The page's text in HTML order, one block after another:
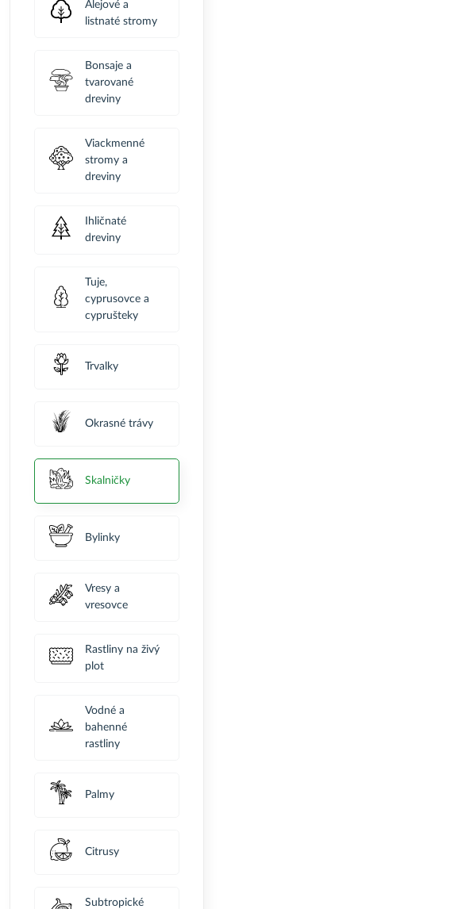
Alejové a
listnaté stromy
Bonsaje a
tvarované
dreviny
Viackmenné
stromy a
dreviny
Ihličnaté
dreviny
Tuje,
cyprusovce a
cyprušteky
Trvalky
Okrasné trávy
Skalničky
Bylinky
Vresy a
vresovce
Rastliny na živý
plot
Vodné a
bahenné
rastliny
Palmy
Citrusy
Subtropické